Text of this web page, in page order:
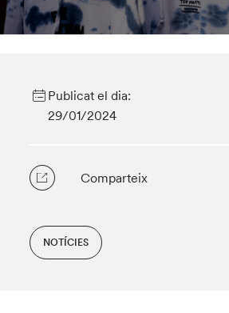
Publicat el dia:
29/01/2024
Comparteix
NOTÍCIES